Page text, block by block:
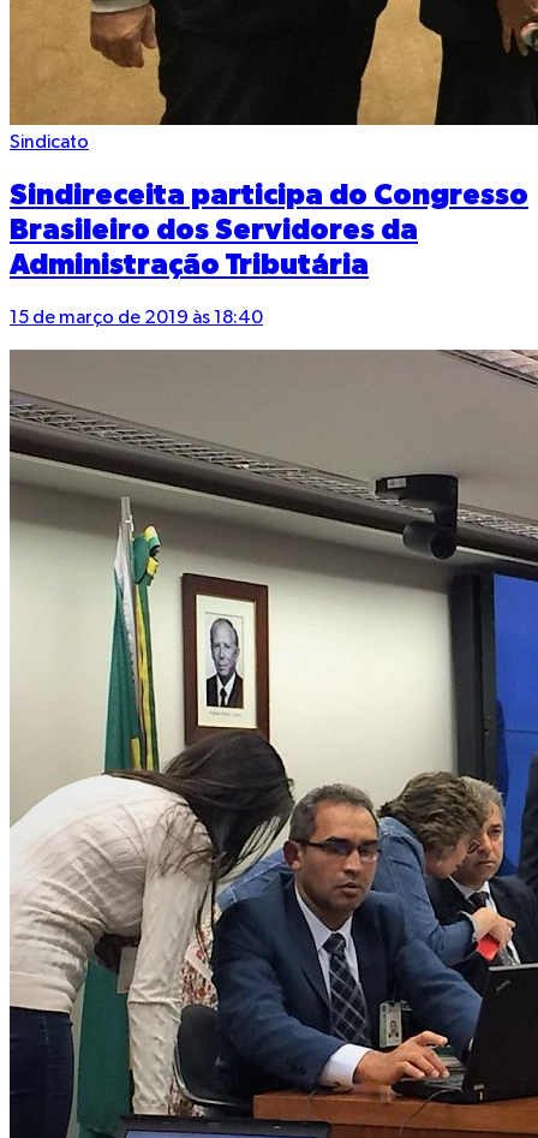
Sindicato
Sindireceita participa do Congresso
Brasileiro dos Servidores da
Administração Tributária
15 de março de 2019 às 18:40